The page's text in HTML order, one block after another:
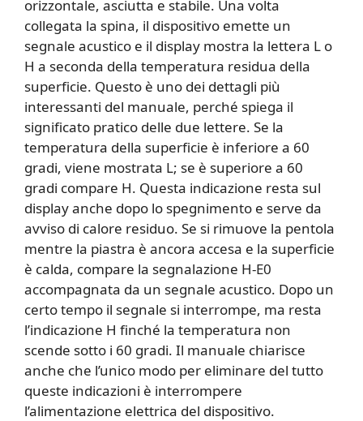
orizzontale, asciutta e stabile. Una volta
collegata la spina, il dispositivo emette un
segnale acustico e il display mostra la lettera L o
H a seconda della temperatura residua della
superficie. Questo è uno dei dettagli più
interessanti del manuale, perché spiega il
significato pratico delle due lettere. Se la
temperatura della superficie è inferiore a 60
gradi, viene mostrata L; se è superiore a 60
gradi compare H. Questa indicazione resta sul
display anche dopo lo spegnimento e serve da
avviso di calore residuo. Se si rimuove la pentola
mentre la piastra è ancora accesa e la superficie
è calda, compare la segnalazione H-E0
accompagnata da un segnale acustico. Dopo un
certo tempo il segnale si interrompe, ma resta
l’indicazione H finché la temperatura non
scende sotto i 60 gradi. Il manuale chiarisce
anche che l’unico modo per eliminare del tutto
queste indicazioni è interrompere
l’alimentazione elettrica del dispositivo.